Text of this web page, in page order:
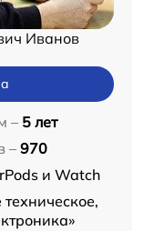
Иванов
– 5 лет
– 970
и Watch